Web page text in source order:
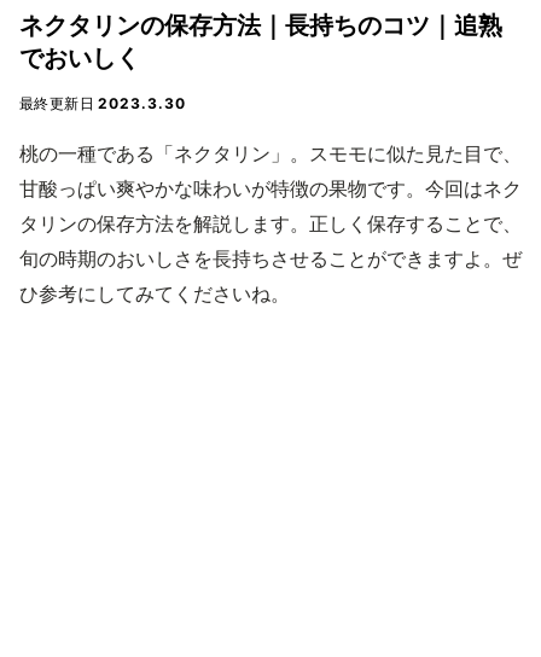
ネクタリンの保存方法｜長持ちのコツ｜追熟
でおいしく
最終更新日2023.3.30
桃の一種である「ネクタリン」。スモモに似た見た目で、
甘酸っぱい爽やかな味わいが特徴の果物です。今回はネク
タリンの保存方法を解説します。正しく保存することで、
旬の時期のおいしさを長持ちさせることができますよ。ぜ
ひ参考にしてみてくださいね。